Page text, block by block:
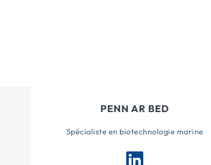
PENN AR BED
Spécialiste en biotechnologie marine